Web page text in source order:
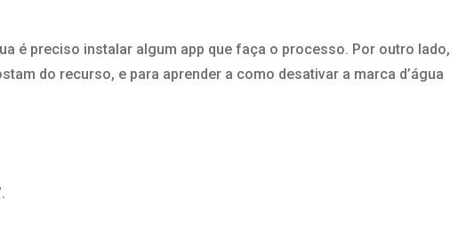
é preciso instalar algum app que faça o processo. Por outro lado,
do recurso, e para aprender a como desativar a marca d’água